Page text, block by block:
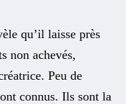
qu’il laisse près
non achevés,
Peu de
connus. Ils sont la